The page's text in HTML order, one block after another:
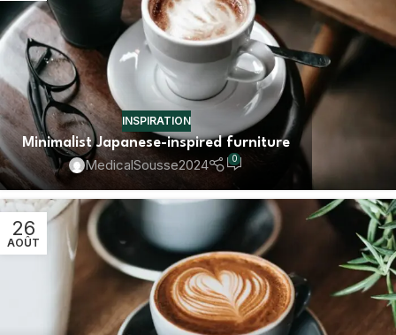
INSPIRATION
Minimalist Japanese-inspired furniture
MedicalSousse2024 0
26
AOÛT